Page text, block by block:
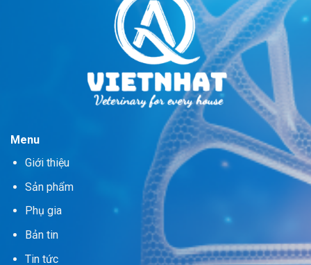
Menu
Giới thiệu
Sản phẩm
Phụ gia
Bản tin
Tin tức